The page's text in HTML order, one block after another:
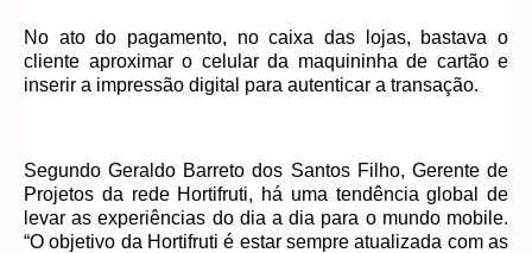
No ato do pagamento, no caixa das lojas, bastava o
cliente aproximar o celular da maquininha de cartão e
inserir a impressão digital para autenticar a transação.
Segundo Geraldo Barreto dos Santos Filho, Gerente de
Projetos da rede Hortifruti, há uma tendência global de
levar as experiências do dia a dia para o mundo mobile.
“O objetivo da Hortifruti é estar sempre atualizada com as